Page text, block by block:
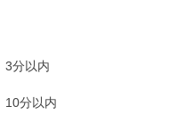
3分以内
10分以内